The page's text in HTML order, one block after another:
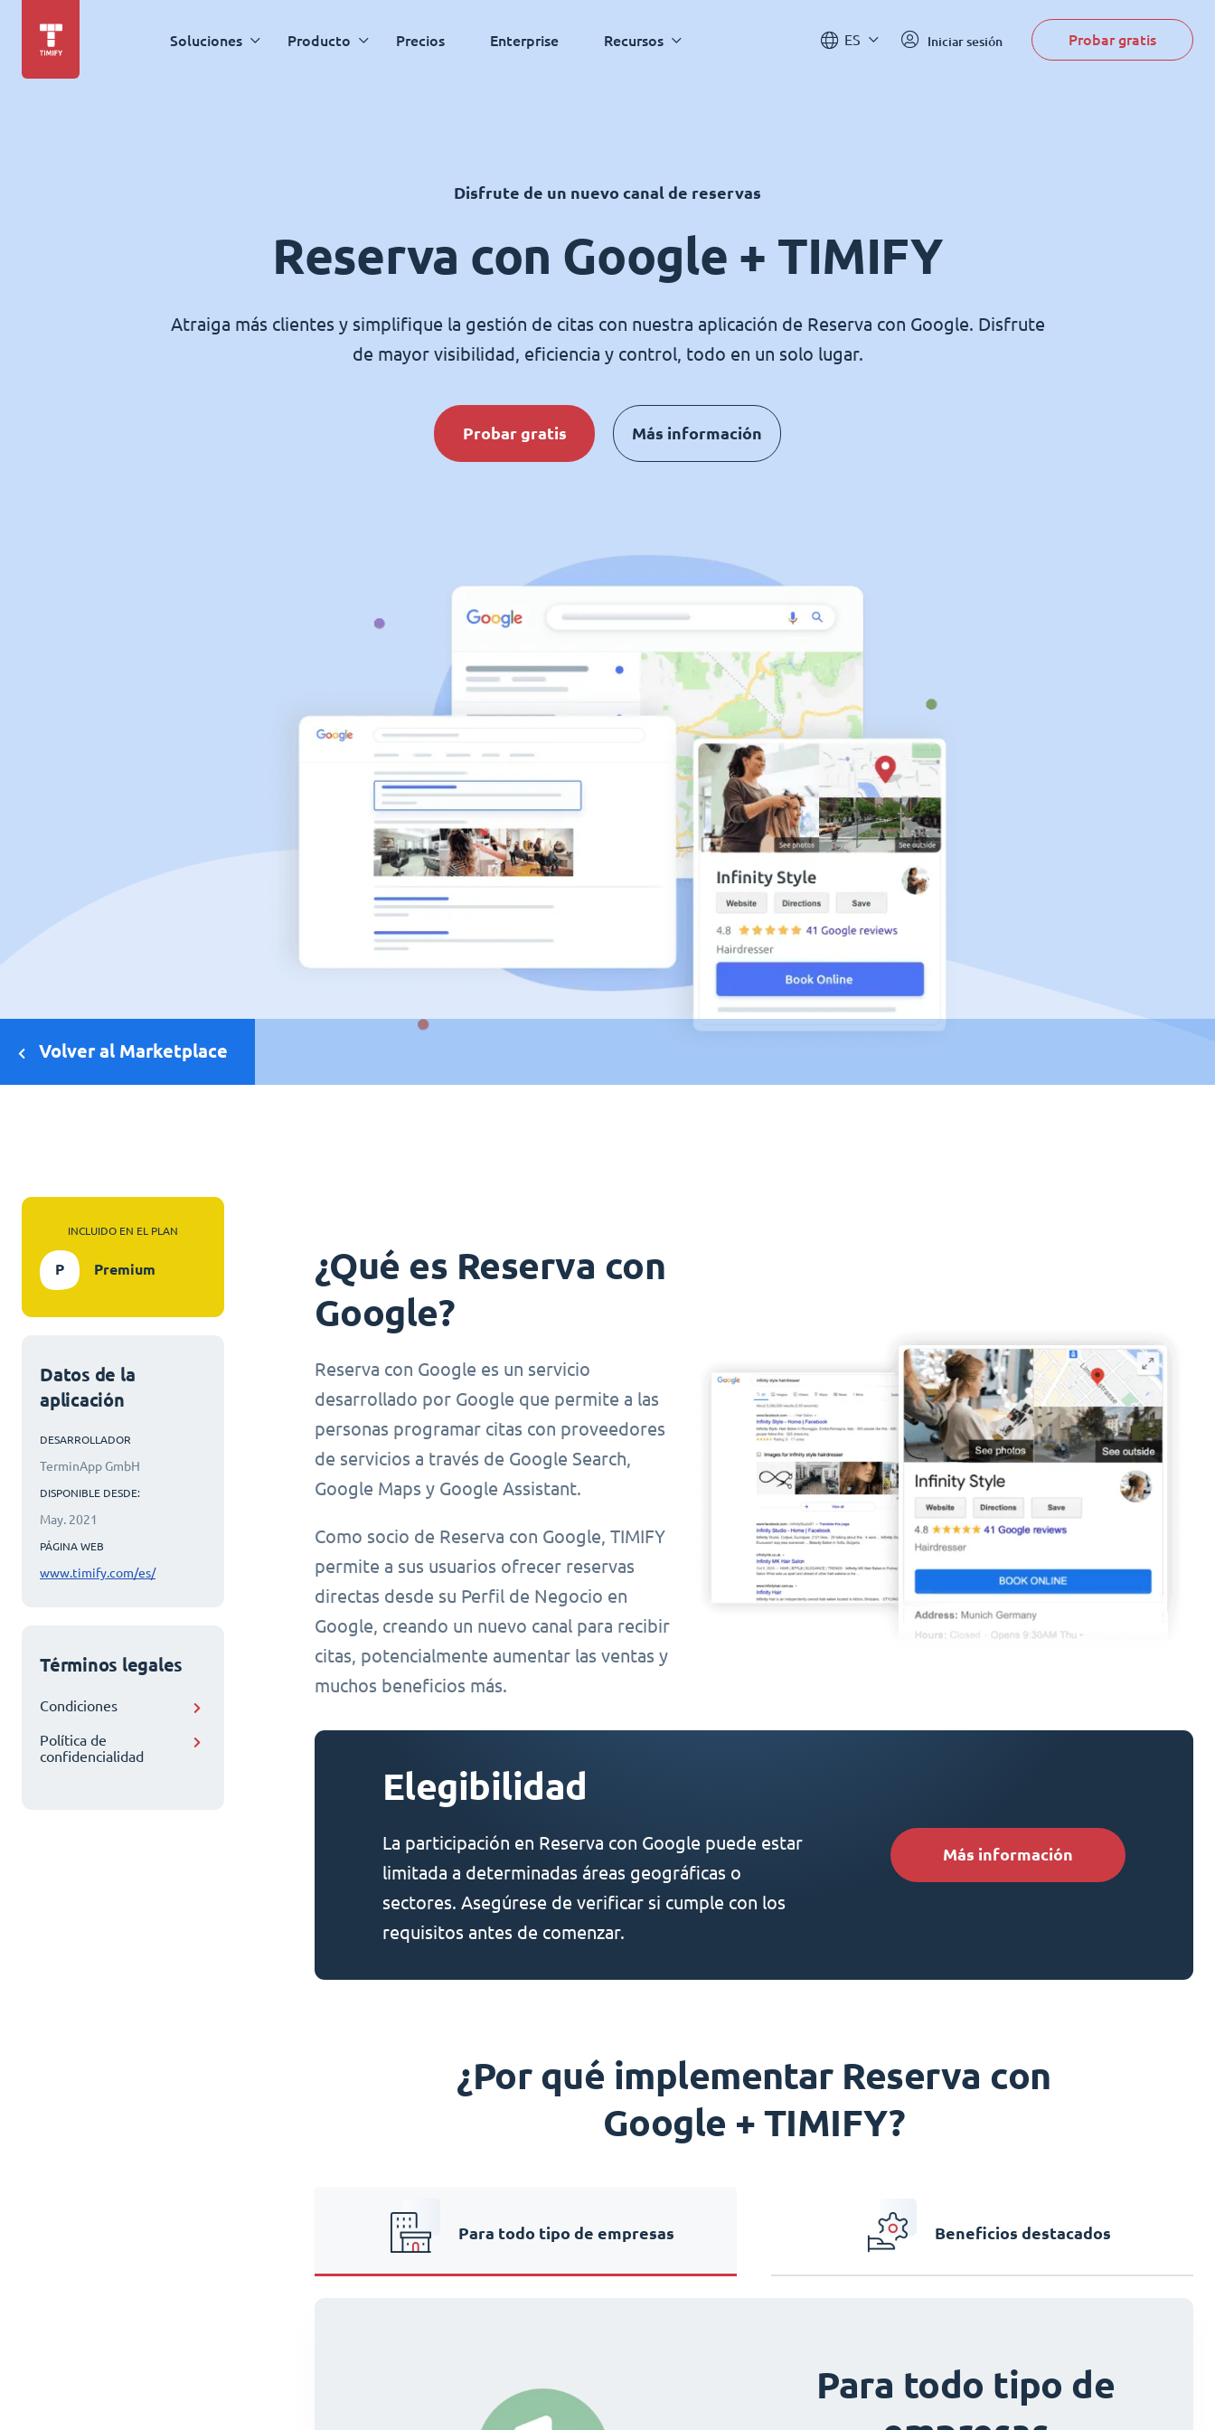
Soluciones Producto Precios Enterprise Recursos ES Iniciar sesión Probar gratis
Disfrute de un nuevo canal de reservas
Reserva con Google + TIMIFY
Atraiga más clientes y simplifique la gestión de citas con nuestra aplicación de Reserva con Google. Disfrute
de mayor visibilidad, eficiencia y control, todo en un solo lugar.
Probar gratis Más información
Volver al Marketplace
INCLUIDO EN EL PLAN
P Premium
Datos de la
aplicación
DESARROLLADOR
TerminApp GmbH
DISPONIBLE DESDE:
May. 2021
PÁGINA WEB
www.timify.com/es/
Términos legales
Condiciones
Política de
confidencialidad
¿Qué es Reserva con
Google?
Reserva con Google es un servicio
desarrollado por Google que permite a las
personas programar citas con proveedores
de servicios a través de Google Search,
Google Maps y Google Assistant.
Como socio de Reserva con Google, TIMIFY
permite a sus usuarios ofrecer reservas
directas desde su Perfil de Negocio en
Google, creando un nuevo canal para recibir
citas, potencialmente aumentar las ventas y
muchos beneficios más.
Elegibilidad
La participación en Reserva con Google puede estar
limitada a determinadas áreas geográficas o
sectores. Asegúrese de verificar si cumple con los
requisitos antes de comenzar.
Más información
¿Por qué implementar Reserva con
Google + TIMIFY?
Beneficios
Para todo tipo de
Beneficios
Para todo tipo de
Para todo tipo de empresas Beneficios destacados